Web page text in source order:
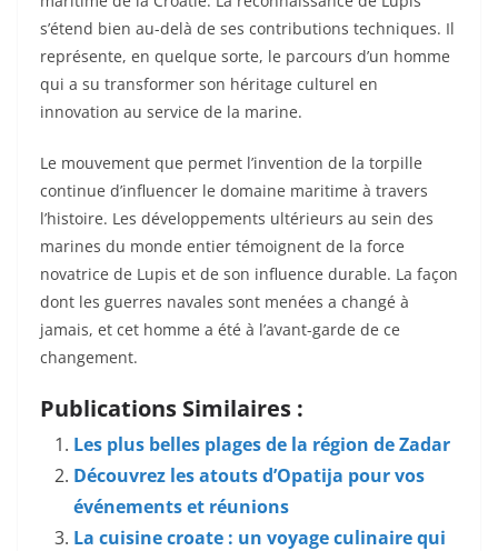
s’étend bien au-delà de ses contributions techniques. Il
représente, en quelque sorte, le parcours d’un homme
qui a su transformer son héritage culturel en
innovation au service de la marine.
Le mouvement que permet l’invention de la torpille
continue d’influencer le domaine maritime à travers
l’histoire. Les développements ultérieurs au sein des
marines du monde entier témoignent de la force
novatrice de Lupis et de son influence durable. La façon
dont les guerres navales sont menées a changé à
jamais, et cet homme a été à l’avant-garde de ce
changement.
Publications Similaires :
Les plus belles plages de la région de Zadar
Découvrez les atouts d’Opatija pour vos
événements et réunions
La cuisine croate : un voyage culinaire qui